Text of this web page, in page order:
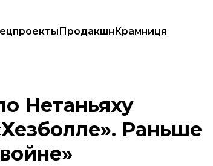
ПродакшнКрамниця
там говорили о «тотальной войне»
Нетаньяху
Раньше